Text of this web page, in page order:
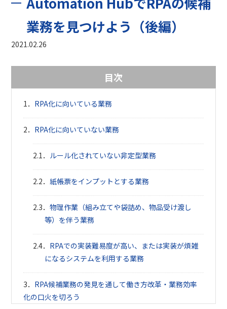
業務を見つけよう（後編）
2021.02.26
目次
RPA化に向いている業務
RPA化に向いていない業務
ルール化されていない非定型業務
紙帳票をインプットとする業務
物理作業（組み立てや袋詰め、物品受け渡し
等）を伴う業務
RPAでの実装難易度が高い、または実装が煩雑
になるシステムを利用する業務
RPA候補業務の発見を通して働き方改革・業務効率
化の口火を切ろう